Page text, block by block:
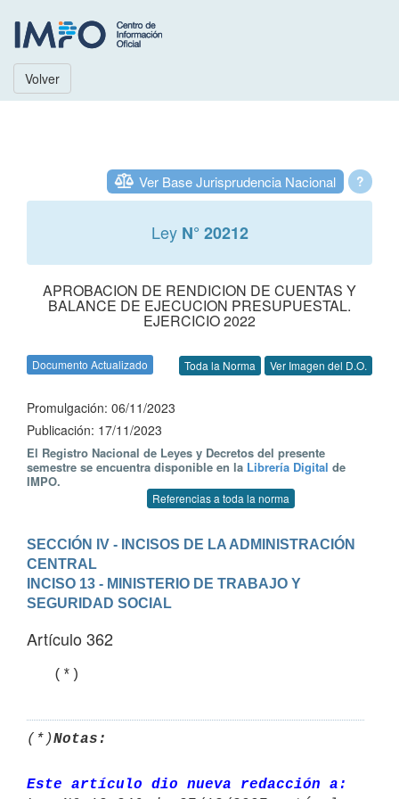
Volver
?
Ver Base Jurisprudencia Nacional
Ley N° 20212
APROBACION DE RENDICION DE CUENTAS Y
BALANCE DE EJECUCION PRESUPUESTAL.
EJERCICIO 2022
Documento Actualizado Toda la Norma Ver Imagen del D.O.
Promulgación: 06/11/2023
Publicación: 17/11/2023
El Registro Nacional de Leyes y Decretos del presente
semestre se encuentra disponible en la Librería Digital de
IMPO.
Referencias a toda la norma
SECCIÓN IV - INCISOS DE LA ADMINISTRACIÓN
CENTRAL
INCISO 13 - MINISTERIO DE TRABAJO Y
SEGURIDAD SOCIAL
Artículo 362
   (*)
(*)Notas:
Este artículo dio nueva redacción a: